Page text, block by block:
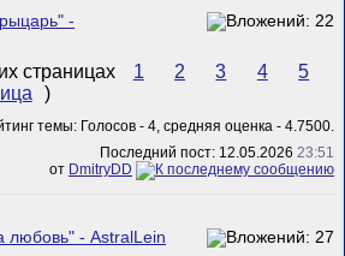
-
1 2 3 4
5
)
Последний пост: 12.05.2026 23:51
от DmitryDD
любовь" - AstralLein